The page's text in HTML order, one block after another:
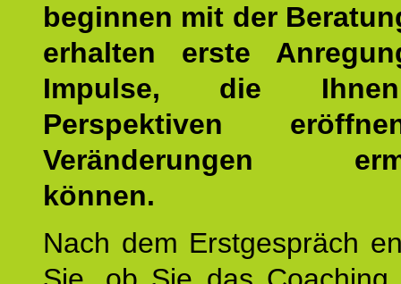
beginnen mit der
erhalten erste
Impulse, die
Perspektiven
Veränderungen
können.
Nach dem Erstgespräch